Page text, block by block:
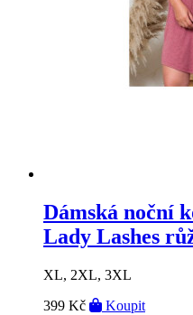
Dámská noční
Lady Lashes
XL, 2XL, 3XL
399 Kč
Koupit